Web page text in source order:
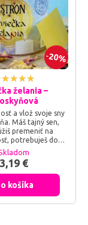
20%
želania –
a vlož svoje sny
Máš tajný sen,
premeniť na
potrebuješ do
vniesť novú
hľadáš cestu,
svoju kreativitu a
sviečka
tvojím osobným
napísať tvoje
na pergamen,
3,19 €
košíka